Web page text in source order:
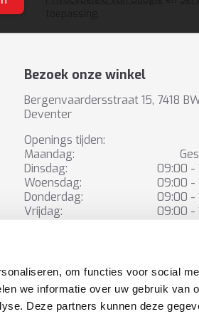
om functies voor social
we informatie over uw gebruik van
Deze partners kunnen deze
Bezoek onze winkel
Bergenvaardersstraat 15, 7418
Deventer
Openings tijden:
Maandag:
Dinsdag:
09:00 -
Woensdag:
09:00 -
Donderdag:
09:00 -
Vrijdag:
09:00 -